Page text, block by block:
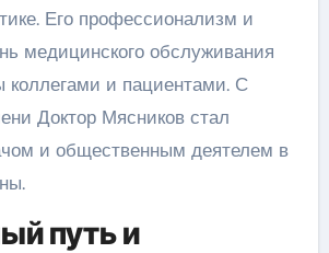
Его профессионализм и
медицинского обслуживания
коллегами и пациентами. С
Доктор Мясников стал
и общественным деятелем в
путь и